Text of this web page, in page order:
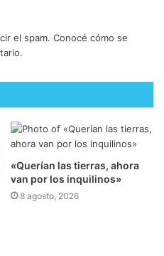
el spam. Conocé cómo se
​«Querían las tierras, ahora
van por los inquilinos»
8 agosto, 2026